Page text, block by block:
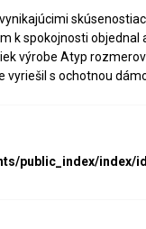
k spokojnosti objednal
výrobe Atyp
vyriešil s ochotnou
public_index/index/